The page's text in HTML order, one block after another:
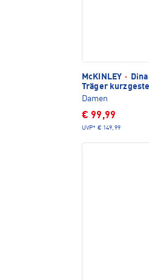
McKINLEY ·
Träger
Damen
€ 99,99
UVP* € 149,99